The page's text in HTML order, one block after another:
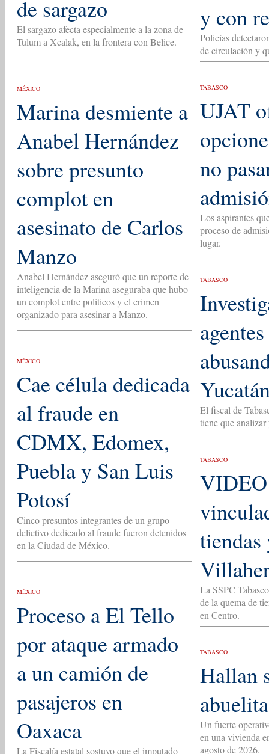
de sargazo
El sargazo afecta especialmente a la zona de
Tulum a Xcalak, en la frontera con Belice.
MÉXICO
Marina desmiente a
Anabel Hernández
sobre presunto
complot en
asesinato de Carlos
Manzo
Anabel Hernández aseguró que un reporte de
inteligencia de la Marina aseguraba que hubo
un complot entre políticos y el crimen
organizado para asesinar a Manzo.
MÉXICO
Cae célula dedicada
al fraude en
CDMX, Edomex,
Puebla y San Luis
Potosí
Cinco presuntos integrantes de un grupo
delictivo dedicado al fraude fueron detenidos
en la Ciudad de México.
MÉXICO
Proceso a El Tello
por ataque armado
a un camión de
pasajeros en
Oaxaca
La Fiscalía estatal sostuvo que el imputado
y con
Policías
de circulación y
TABASCO
UJAT
no
Los aspirantes
proceso de
lugar.
TABASCO
El fiscal de
tiene que
TABASCO
VIDEO
La SSPC
de la quema de
en Centro.
TABASCO
Hallan
Un fuerte
en una vivienda
agosto de 2026.